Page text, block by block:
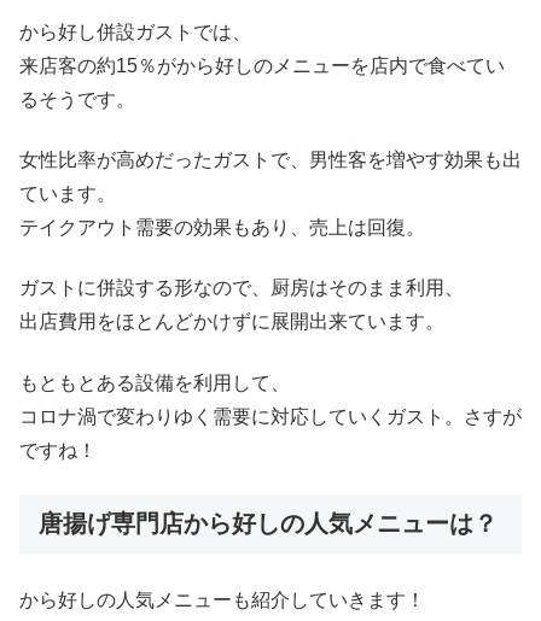
から好し併設ガストでは、
来店客の約15％がから好しのメニューを店内で食べてい
るそうです。
女性比率が高めだったガストで、男性客を増やす効果も出
ています。
テイクアウト需要の効果もあり、売上は回復。
ガストに併設する形なので、厨房はそのまま利用、
出店費用をほとんどかけずに展開出来ています。
もともとある設備を利用して、
コロナ渦で変わりゆく需要に対応していくガスト。さすが
ですね！
唐揚げ専門店から好しの人気メニューは？
から好しの人気メニューも紹介していきます！